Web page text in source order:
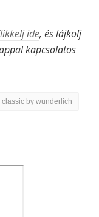
ide, és lájkolj
kapcsolatos
classic by wunderlich